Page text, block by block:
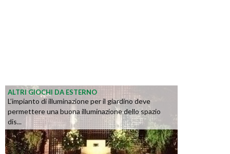
ALTRI GIOCHI DA ESTERNO
L’impianto di illuminazione per il giardino deve
permettere una buona illuminazione dello spazio
dis...